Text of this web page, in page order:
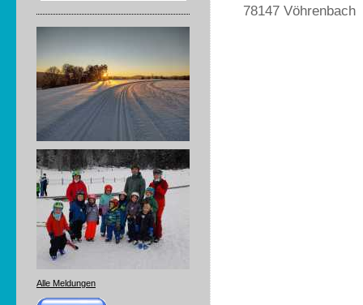
78147 Vöhrenbach
Alle Meldungen